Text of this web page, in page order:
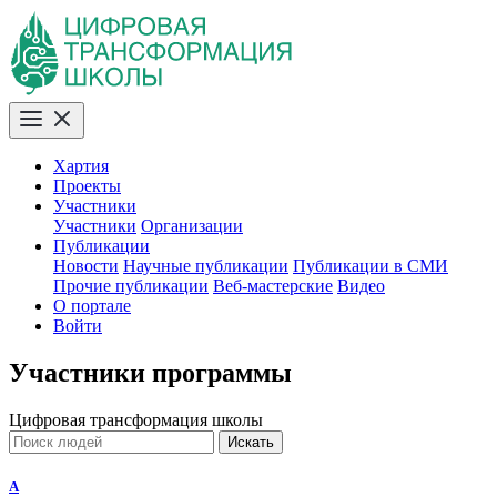
Хартия
Проекты
Участники
Участники Организации
Публикации
Новости Научные публикации Публикации в СМИ
Прочие публикации Веб-мастерские Видео
О портале
Войти
Участники программы
Цифровая трансформация школы
Искать
A